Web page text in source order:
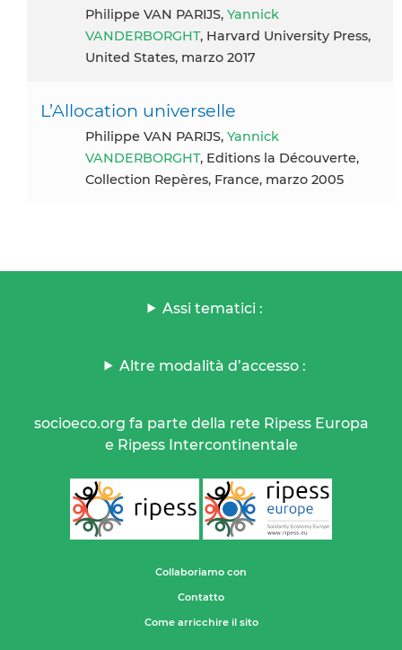
Philippe VAN PARIJS, Yannick
VANDERBORGHT, Harvard University Press,
United States, marzo 2017
L’Allocation universelle
Philippe VAN PARIJS, Yannick
VANDERBORGHT, Editions la Découverte,
Collection Repères, France, marzo 2005
Assi tematici :
Altre modalità d’accesso :
socioeco.org fa parte della rete Ripess Europa
e Ripess Intercontinentale
Collaboriamo con
Contatto
Come arricchire il sito